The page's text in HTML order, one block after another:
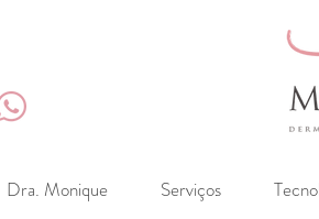
Dra. Monique Serviços